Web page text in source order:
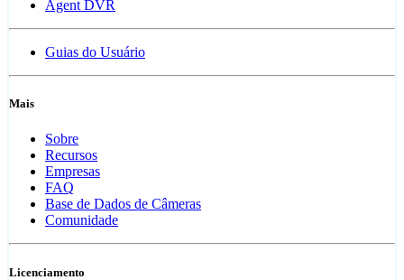
Agent DVR
Guias do Usuário
Mais
Sobre
Recursos
Empresas
FAQ
Base de Dados de Câmeras
Comunidade
Licenciamento